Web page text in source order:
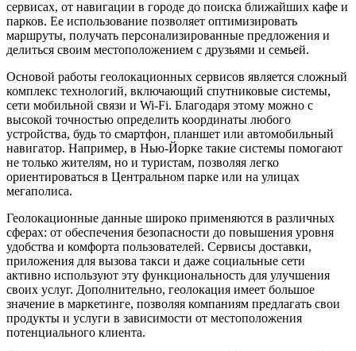
сервисах, от навигации в городе до поиска ближайших кафе и
парков. Ее использование позволяет оптимизировать
маршруты, получать персонализированные предложения и
делиться своим местоположением с друзьями и семьей.
Основой работы геолокационных сервисов является сложный
комплекс технологий, включающий спутниковые системы,
сети мобильной связи и Wi-Fi. Благодаря этому можно с
высокой точностью определить координаты любого
устройства, будь то смартфон, планшет или автомобильный
навигатор. Например, в Нью-Йорке такие системы помогают
не только жителям, но и туристам, позволяя легко
ориентироваться в Центральном парке или на улицах
мегаполиса.
Геолокационные данные широко применяются в различных
сферах: от обеспечения безопасности до повышения уровня
удобства и комфорта пользователей. Сервисы доставки,
приложения для вызова такси и даже социальные сети
активно используют эту функциональность для улучшения
своих услуг. Дополнительно, геолокация имеет большое
значение в маркетинге, позволяя компаниям предлагать свои
продукты и услуги в зависимости от местоположения
потенциального клиента.